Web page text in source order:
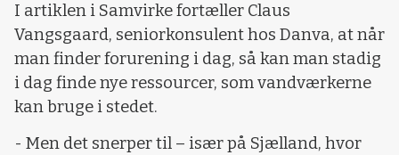
I artiklen i Samvirke fortæller Claus
Vangsgaard, seniorkonsulent hos Danva, at når
man finder forurening i dag, så kan man stadig
i dag finde nye ressourcer, som vandværkerne
kan bruge i stedet.
- Men det snerper til – især på Sjælland, hvor